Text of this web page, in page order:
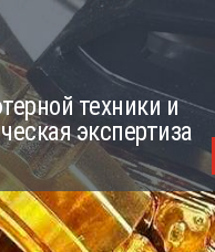
техники и
экспертиза